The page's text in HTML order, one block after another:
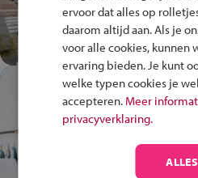
Speel het
en win een
In de
plek!
op de
anders is!
ervoor dat alles op
daarom altijd aan. Als je
voor alle cookies, kunnen
ervaring bieden. Je kunt
welke typen cookies je
accepteren. Meer
privacyverklaring.